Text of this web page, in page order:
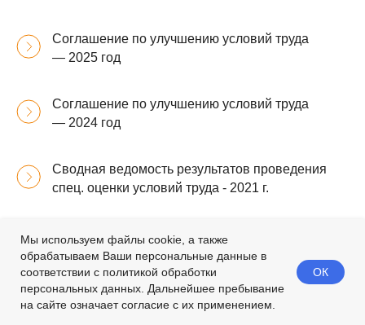
Мы используем файлы cookie, а также
обрабатываем Ваши персональные данные в
соответствии с политикой обработки
персональных данных. Дальнейшее пребывание
на сайте означает согласие с их применением.
ОК
Соглашение по улучшению условий труда
— 2025 год
Соглашение по улучшению условий труда
— 2024 год
Сводная ведомость результатов проведения
спец. оценки условий труда - 2021 г.
Сводная ведомость результатов проведения
спец. оценки условий труда - 2023 г.
Сводная ведомость результатов проведения